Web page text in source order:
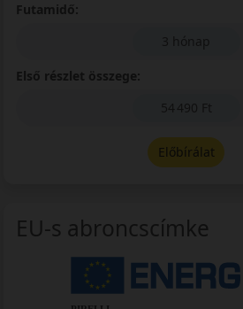
Futamidő:
3 hónap
Első részlet összege:
54 490 Ft
Előbírálat
EU-s abroncscímke